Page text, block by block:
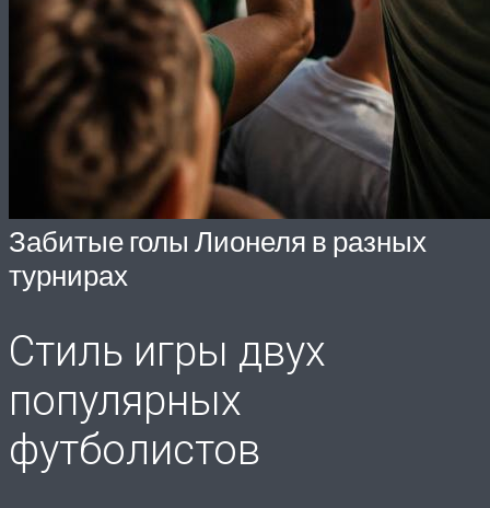
Забитые голы Лионеля в разных
турнирах
Стиль игры двух
популярных
футболистов